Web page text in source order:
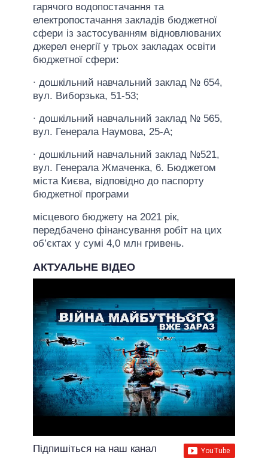
гарячого водопостачання та
електропостачання закладів бюджетної
сфери із застосуванням відновлюваних
джерел енергії у трьох закладах освіти
бюджетної сфери:
∙ дошкільний навчальний заклад № 654,
вул. Виборзька, 51-53;
∙ дошкільний навчальний заклад № 565,
вул. Генерала Наумова, 25-А;
∙ дошкільний навчальний заклад №521,
вул. Генерала Жмаченка, 6. Бюджетом
міста Києва, відповідно до паспорту
бюджетної програми
місцевого бюджету на 2021 рік,
передбачено фінансування робіт на цих
об’єктах у сумі 4,0 млн гривень.
АКТУАЛЬНЕ ВІДЕО
Підпишіться на наш канал